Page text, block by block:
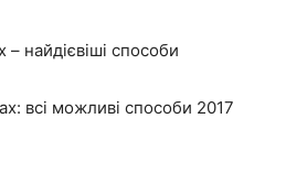
– найдієвіші способи
всі можливі способи 2017